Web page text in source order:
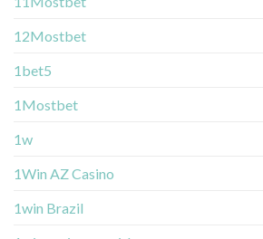
12Mostbet
1bet5
1Mostbet
1w
1Win AZ Casino
1win Brazil